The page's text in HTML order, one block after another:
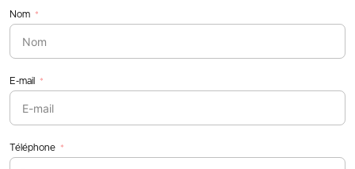
Nom
E-mail
Téléphone